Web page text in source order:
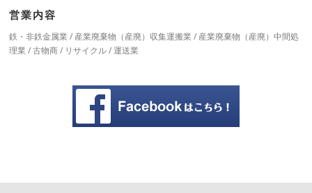
営業内容
鉄・非鉄金属業 / 産業廃棄物（産廃）収集運搬業 / 産業廃棄物（産廃）中間処
理業 / 古物商 / リサイクル / 運送業